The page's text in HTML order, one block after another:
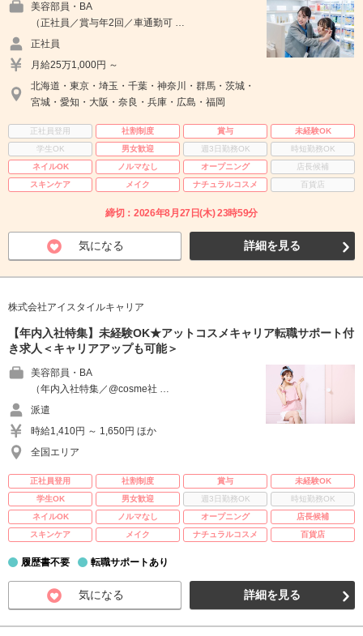
美容部員・BA
（正社員／賞与年2回／車通勤可 …
正社員
月給25万1,000円 ～
北海道・東京・埼玉・千葉・神奈川・群馬・茨城・
宮城・愛知・大阪・奈良・兵庫・広島・福岡
正社員登用 社割制度 賞与
未経験OK
学生OK
男女歓迎 週3日勤務OK
時短勤務OK
ネイルOK
ノルマなし オープニング
店長候補
スキンケア
メイク ナチュラルコスメ 百貨店
締切：2026年8月27日(木) 23時59分
気になる 詳細を見る
株式会社アイスタイルキャリア
【年内入社特集】未経験OK★アットコスメキャリア転職サポート付
き求人＜キャリアアップも可能＞
美容部員・BA
（年内入社特集／@cosme社 …
派遣
時給1,410円 ～ 1,650円 ほか
全国エリア
正社員登用 社割制度 賞与
未経験OK
学生OK
男女歓迎 週3日勤務OK
時短勤務OK
ネイルOK
ノルマなし オープニング
店長候補
スキンケア
メイク ナチュラルコスメ 百貨店
履歴書不要 転職サポートあり
気になる 詳細を見る